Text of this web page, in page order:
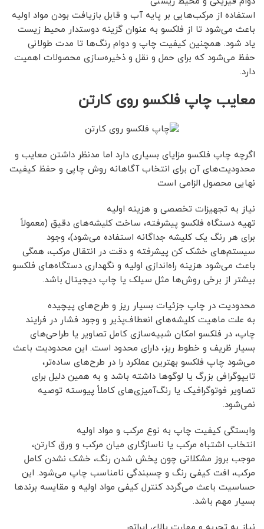
استفاده از مرکب‌هایی بر پایه آب و قابل بازیافت بودن مواد اولیه
باعث می‌شود تا از فلکسو به عنوان گزینه‌ دوستدار محیط زیست
یاد شود. همچنین کیفیت چاپ و دوام رنگ‌ها تا مدت طولانی
حفظ می‌شود که برای حمل و نقل و ذخیره‌سازی محصولات اهمیت
دارد.
معایب چاپ فلکسو روی کارتن
اگرچه چاپ فلکسو مزایای بسیاری دارد اما مدنظر داشتن معایب و
محدودیت‌های آن برای انتخاب آگاهانه روش چاپی و حفظ کیفیت
نهایی محصول الزامی است
نیاز به تجهیزات تخصصی و هزینه اولیه
تهیه دستگاه فلکسو پیشرفته، ساخت کلیشه‌های دقیق (معمولاً
برای هر رنگ یک کلیشه جداگانه استفاده می‌شود)، وجود
سیستم‌های خشک‌ کن پیشرفته و دقت در انتقال مرکب، همگی
باعث می‌شود هزینه راه‌اندازی اولیه و نگهداری دستگاه‌های فلکسو
بیشتر از برخی روش‌ها مثل سیلک یا چاپ دیجیتال باشد.
محدودیت در چاپ جزئیات بسیار ریز و طرح‌های پیچیده
به علت ماهیت کلیشه‌های انعطاف‌پذیر و وجود فشار در فرایند
چاپ، در فلکسو امکان شبیه‌سازی کامل تصاویر یا طراحی‌های
بسیار ظریف و خطوط ریز، دارای محدود است. این محدودیت باعث
می‌شود چاپ فلکسو بهترین عملکرد را در طرح‌های ساده‌تر،
تایپوگرافی بزرگ یا لوگوها داشته باشد و به همین دلیل برای
تصاویر فوتوگرافیک یا رنگ‌آمیزی‌های کاملاً پیوسته توصیه
نمی‌شود.
وابستگی کیفیت چاپ به نوع مرکب و مواد اولیه
انتخاب اشتباه مرکب یا ناسازگاری میان مرکب و ورق کارتن،
موجب بروز مشکلاتی چون پخش شدن رنگ، خشک نشدن کامل
مرکب، افت کیفی رنگ و چسبندگی نامناسب چاپ می‌شود. این
حساسیت باعث می‌گردد کنترل کیفی مواد اولیه و مقایسه برندها
بسیار مهم باشد.